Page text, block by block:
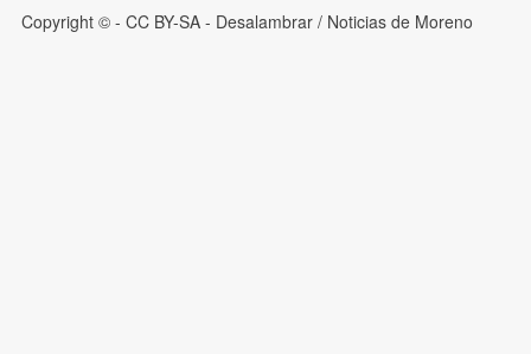
Copyright © - CC BY-SA - Desalambrar / Noticias de Moreno